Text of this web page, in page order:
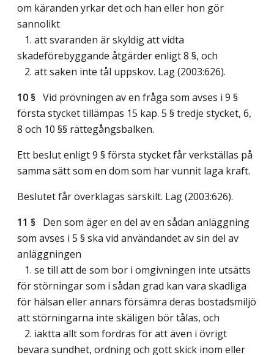
om käranden yrkar det och han eller hon gör
sannolikt
1. att svaranden är skyldig att vidta
skadeförebyggande åtgärder enligt 8 §, och
2. att saken inte tål uppskov. Lag (2003:626).
10 § Vid prövningen av en fråga som avses i 9 §
första stycket tillämpas 15 kap. 5 § tredje stycket, 6,
8 och 10 §§ rättegångsbalken.
Ett beslut enligt 9 § första stycket får verkställas på
samma sätt som en dom som har vunnit laga kraft.
Beslutet får överklagas särskilt. Lag (2003:626).
11 § Den som äger en del av en sådan anläggning
som avses i 5 § ska vid användandet av sin del av
anläggningen
1. se till att de som bor i omgivningen inte utsätts
för störningar som i sådan grad kan vara skadliga
för hälsan eller annars försämra deras bostadsmiljö
att störningarna inte skäligen bör tålas, och
2. iaktta allt som fordras för att även i övrigt
bevara sundhet, ordning och gott skick inom eller